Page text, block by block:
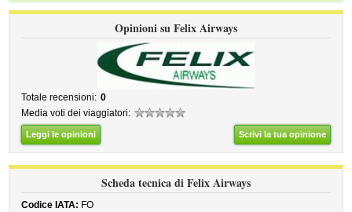
Opinioni su Felix Airways
Totale recensioni: 0
Media voti dei viaggiatori:
Leggi le opinioni Scrivi la tua opinione
Scheda tecnica di Felix Airways
Codice IATA: FO